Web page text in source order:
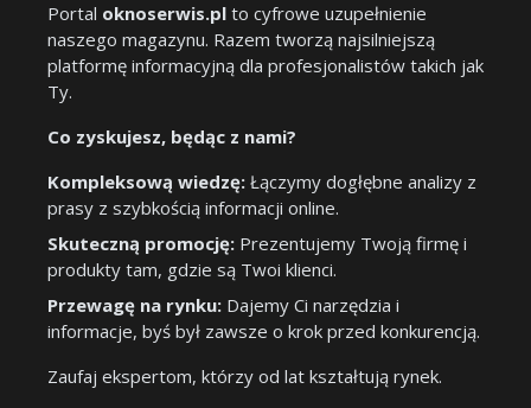
Portal oknoserwis.pl to cyfrowe uzupełnienie
naszego magazynu. Razem tworzą najsilniejszą
platformę informacyjną dla profesjonalistów takich jak
Ty.
Co zyskujesz, będąc z nami?
Kompleksową wiedzę: Łączymy dogłębne analizy z
prasy z szybkością informacji online.
Skuteczną promocję: Prezentujemy Twoją firmę i
produkty tam, gdzie są Twoi klienci.
Przewagę na rynku: Dajemy Ci narzędzia i
informacje, byś był zawsze o krok przed konkurencją.
Zaufaj ekspertom, którzy od lat kształtują rynek.